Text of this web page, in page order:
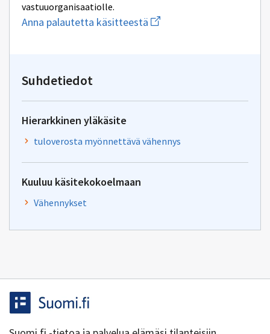
vastuuorganisaatiolle.
Anna palautetta käsitteestä Aloita
uuden
Suhdetiedot
Hierarkkinen yläkäsite
tuloverosta myönnettävä vähennys
Kuuluu käsitekokoelmaan
Vähennykset